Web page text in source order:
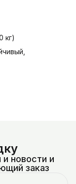
кг)
новости и
заказ